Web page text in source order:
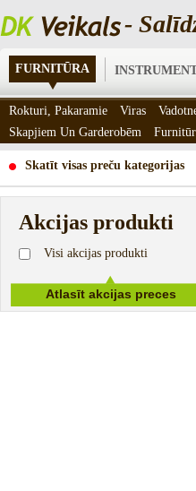
-
FURNITŪRA
Skatīt visas preču kategorijas
Akcijas produkti
Visi akcijas produkti
Rokturi, Pakaramie Viras
Skapjiem Un Garderobēm